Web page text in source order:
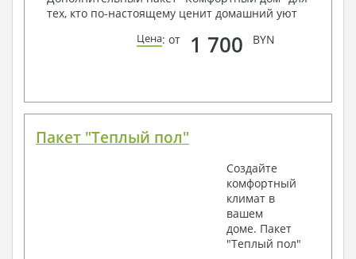
тех, кто по-настоящему ценит домашний уют
Цена: от 1 700 BYN
Пакет "Теплый пол"
Создайте
комфортный
климат в
вашем
доме. Пакет
"Теплый пол"